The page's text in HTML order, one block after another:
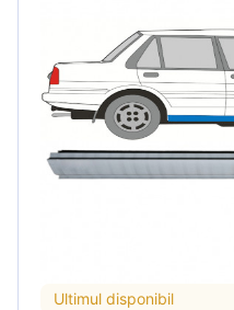
Ultimul disponibil